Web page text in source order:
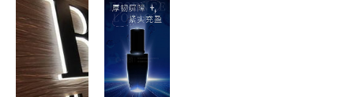
计到呈现的
全流程解析
企业服务资
质证书的价
值与意义